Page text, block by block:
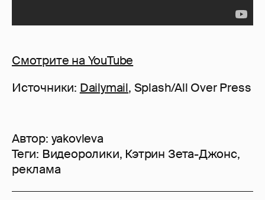
Смотрите на YouTube
Источники: Dailymail, Splash/All Over Press
Автор: yakovleva
Теги: Видеоролики, Кэтрин Зета-Джонс,
реклама